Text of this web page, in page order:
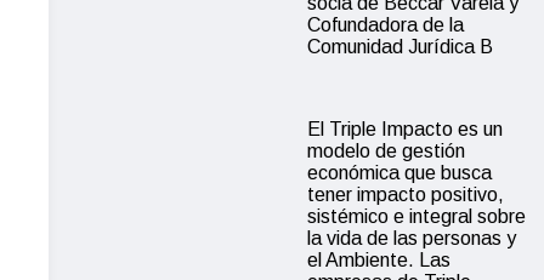
Cofundadora de la
Comunidad Jurídica B
El Triple Impacto es un
modelo de gestión
económica que busca
tener impacto positivo,
sistémico e integral sobre
la vida de las personas y
el Ambiente. Las